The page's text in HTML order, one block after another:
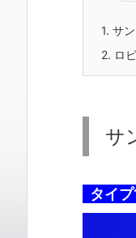
1. サ
2. ロ
サ
タイプ